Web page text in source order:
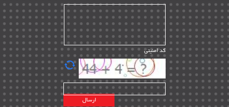
مدیریت دانش
مدیریت سازمانی و عمومی | ۲
تأمین کالا | ۱۳
EPC | ۲۰
پیمانکاران بین المللی | ۸
اطلاعات انرژی کشورها | ۱۴
پروژه های خارجی | ۱۵
کد امنیتی